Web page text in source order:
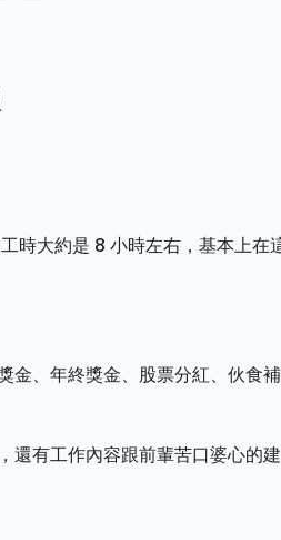
時大約是 8 小時左右，基本上在
金、年終獎金、股票分紅、伙食補
還有工作內容跟前輩苦口婆心的建